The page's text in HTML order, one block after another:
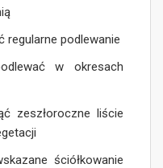
regularne podlewanie
w okresach
zeszłoroczne liście
ściółkowanie